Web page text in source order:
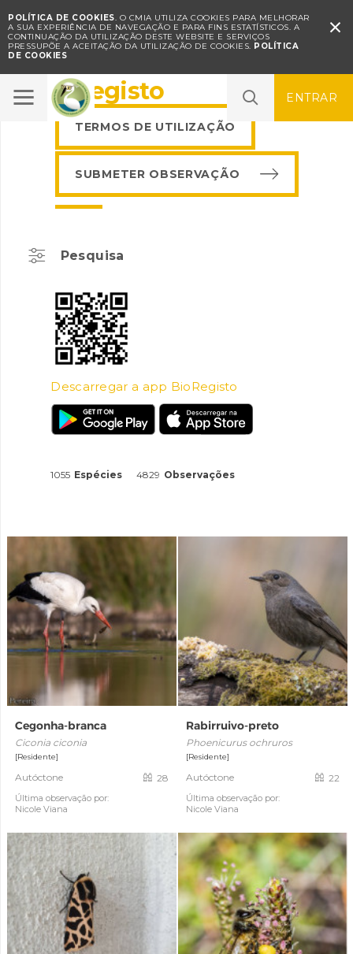
POLÍTICA DE COOKIES. O CMIA UTILIZA COOKIES PARA MELHORAR
A SUA EXPERIÊNCIA DE NAVEGAÇÃO E PARA FINS ESTATÍSTICOS. A
CONTINUAÇÃO DA UTILIZAÇÃO DESTE WEBSITE E SERVIÇOS
PRESSUPÕE A ACEITAÇÃO DA UTILIZAÇÃO DE COOKIES. POLÍTICA
DE COOKIES

ENTRAR
BioRegisto
TERMOS DE UTILIZAÇÃO
SUBMETER OBSERVAÇÃO
Pesquisa
Descarregar a app BioRegisto
1055 Espécies 4829 Observações
Cegonha-branca
Ciconia ciconia
[Residente]
Autóctone
Última observação por:
Nicole Viana
28
Rabirruivo-preto
Phoenicurus ochruros
[Residente]
Autóctone
Última observação por:
Nicole Viana
22